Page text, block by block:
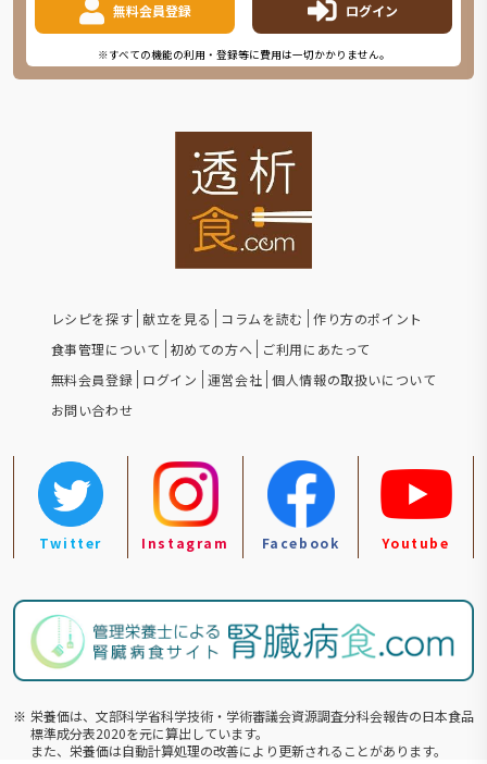
無料会員登録 ログイン
※すべての機能の利用・登録等に費用は一切かかりません。
レシピを探す 献立を見る コラムを読む
作り方のポイント
食事管理について
初めての方へ
ご利用にあたって
無料会員登録 ログイン 運営会社 個人情報の取扱いについて
お問い合わせ
Twitter Instagram Facebook Youtube
※ 栄養価は、文部科学省科学技術・学術審議会資源調査分科会報告の⽇本食品
標準成分表2020を元に算出しています。
また、栄養価は自動計算処理の改善により更新されることがあります。